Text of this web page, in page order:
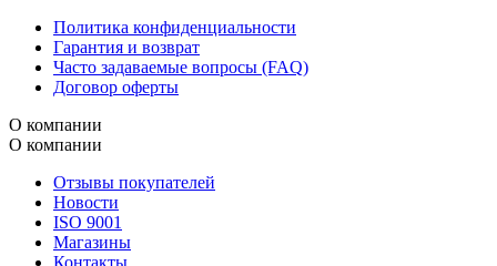
Политика конфиденциальности
Гарантия и возврат
Часто задаваемые вопросы (FAQ)
Договор оферты
О компании
О компании
Отзывы покупателей
Новости
ISO 9001
Магазины
Контакты